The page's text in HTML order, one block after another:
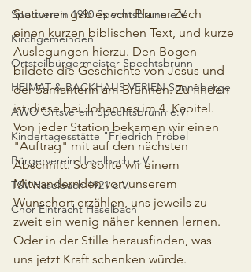
Sportverein 1990 Spechtsbrunn e.V.
Kirchgemeinden
Ortsteilbürgermeister Spechtsbrunn
HEIMAT & BACKHAUS VERIEN Sonneberge
AWO Ortsverein Spechtsbrunn e.V
Kindertagesstätte "Friedrich Fröbel
Bürgerverein Haselbach e.V.
TSV Haselbach 1921 e.V.
Chor Eintracht Haselbach
Stationen gab es von Pfarrer Zech
einen kurzen biblischen Text, und kurze
Auslegungen hierzu. Den Bogen
bildete die Geschichte von Jesus und
der Samariterin am Brunnen. Zu finden
ist diese bei Johannes im 4. Kapitel.
Von jeder Station bekamen wir einen
"Auftrag" mit auf den nächsten
Abschnitt. So sollte wir einem
Mitwandernden von unserem
Wunschort erzählen, uns jeweils zu
zweit ein wenig näher kennen lernen.
Oder in der Stille herausfinden, was
uns jetzt Kraft schenken würde.